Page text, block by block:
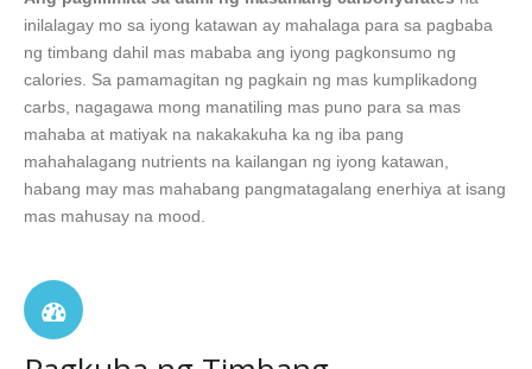
inilalagay mo sa iyong katawan ay mahalaga para sa pagbaba
ng timbang dahil mas mababa ang iyong pagkonsumo ng
calories. Sa pamamagitan ng pagkain ng mas kumplikadong
carbs, nagagawa mong manatiling mas puno para sa mas
mahaba at matiyak na nakakakuha ka ng iba pang
mahahalagang nutrients na kailangan ng iyong katawan,
habang may mas mahabang pangmatagalang enerhiya at isang
mas mahusay na mood.